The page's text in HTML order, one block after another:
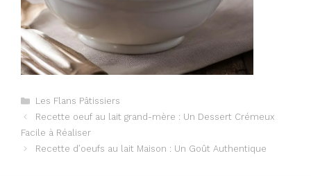
Catégories
Les Flans Pâtissiers
Recette oeuf au lait grand-mère : Un Dessert Crémeux
Facile à Réaliser
Recette d’oeufs au lait Maison : Un Goût Authentique